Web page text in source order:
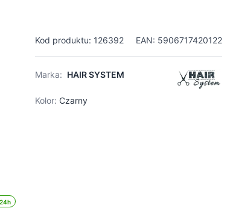
Kod produktu: 126392 EAN: 5906717420122
Marka: HAIR SYSTEM
Kolor: Czarny